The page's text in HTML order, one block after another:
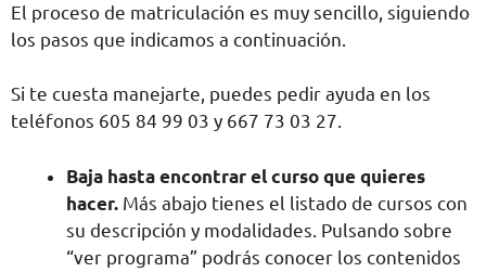
El proceso de matriculación es muy sencillo, siguiendo
los pasos que indicamos a continuación.
Si te cuesta manejarte, puedes pedir ayuda en los
teléfonos 605 84 99 03 y 667 73 03 27.
Baja hasta encontrar el curso que quieres
hacer. Más abajo tienes el listado de cursos con
su descripción y modalidades. Pulsando sobre
“ver programa” podrás conocer los contenidos